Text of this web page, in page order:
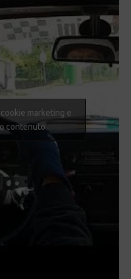
marketing e
contenuto